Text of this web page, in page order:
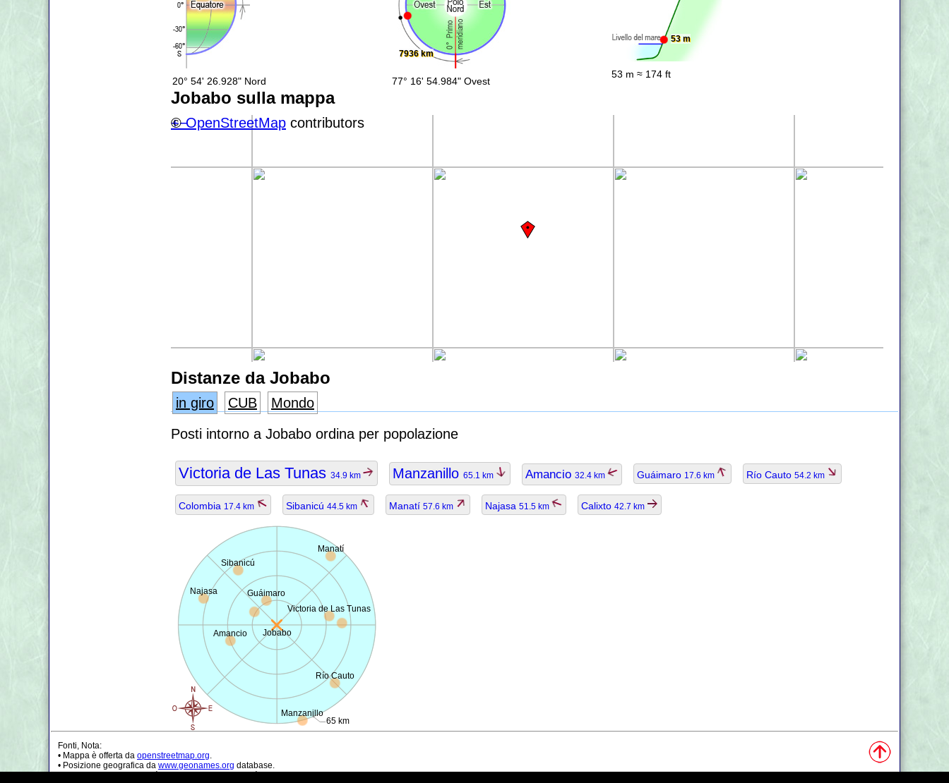
20° 54' 26.928" Nord
7936 km
77° 16' 54.984" Ovest
53 m
53 m ≈ 174 ft
Jobabo sulla mappa
+−
©OpenStreetMap contributors
Distanze da Jobabo
in giro CUB
Mondo
Posti intorno a Jobabo ordina per popolazione
Victoria de Las Tunas 34.9 km Manzanillo 65.1 km Amancio 32.4 km Guáimaro 17.6 km Río Cauto 54.2 km
Colombia 17.4 km Sibanicú 44.5 km Manatí 57.6 km Najasa 51.5 km Calixto 42.7 km
Jobabo
65 km
Victoria de Las Tunas
Manzanillo
Amancio
Guáimaro
Río Cauto
Sibanicú
Manatí
Najasa
Fonti, Nota:
• Mappa è offerta da openstreetmap.org.
• Posizione geografica da www.geonames.org database.